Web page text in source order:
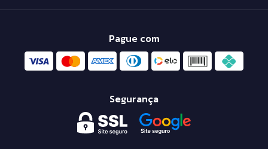
Pague com
Segurança